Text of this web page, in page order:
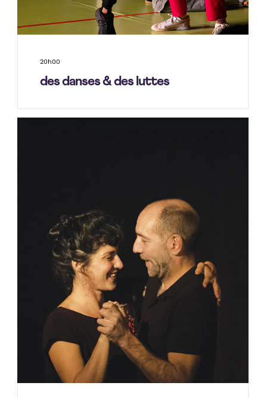
20h00
des danses & des luttes